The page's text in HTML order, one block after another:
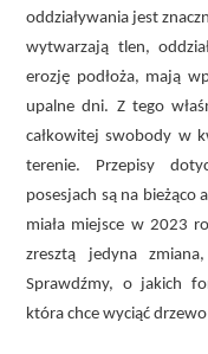
oddziaływania jest
wytwarzają tlen,
erozję podłoża, mają
upalne dni. Z tego
całkowitej swobody w
terenie. Przepisy
posesjach są na bieżąco
miała miejsce w 2023
zresztą jedyna
Sprawdźmy, o jakich
która chce wyciąć